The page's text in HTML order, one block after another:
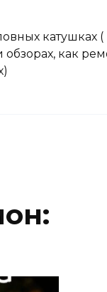
катушках
обзорах, как